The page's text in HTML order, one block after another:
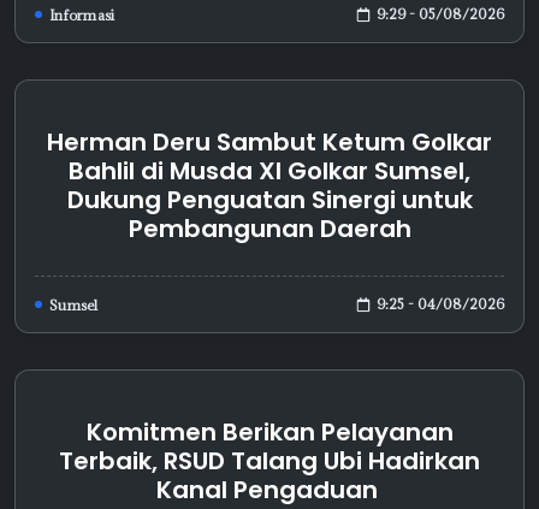
Informasi 9:29 - 05/08/2026
Herman Deru Sambut Ketum Golkar
Bahlil di Musda XI Golkar Sumsel,
Dukung Penguatan Sinergi untuk
Pembangunan Daerah
Sumsel 9:25 - 04/08/2026
Komitmen Berikan Pelayanan
Terbaik, RSUD Talang Ubi Hadirkan
Kanal Pengaduan